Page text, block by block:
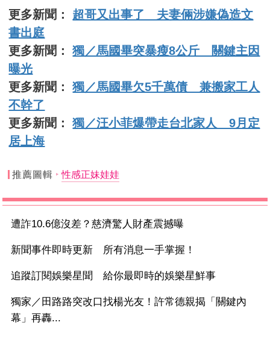
更多新聞： 超哥又出事了 夫妻倆涉嫌偽造文
書出庭
更多新聞：獨／馬國畢突暴瘦8公斤 關鍵主因
曝光
更多新聞：獨／馬國畢欠5千萬債 兼搬家工人
不幹了
更多新聞：獨／汪小菲爆帶走台北家人 9月定
居上海
推薦圖輯 性感正妹娃娃
遭詐10.6億沒差？慈濟驚人財產震撼曝
新聞事件即時更新 所有消息一手掌握！
追蹤訂閱娛樂星聞 給你最即時的娛樂星鮮事
獨家／田路路突改口找楊光友！許常德親揭「關鍵內
幕」再轟...